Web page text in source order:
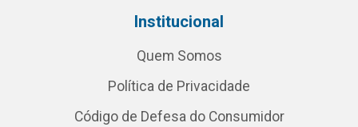
Institucional
Quem Somos
Política de Privacidade
Código de Defesa do Consumidor